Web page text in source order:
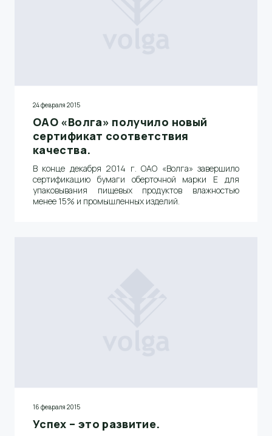
24 февраля 2015
ОАО «Волга» получило новый
сертификат соответствия
качества.
В конце декабря 2014 г. ОАО «Волга» завершило
сертификацию бумаги оберточной марки Е для
упаковывания пищевых продуктов влажностью
менее 15% и промышленных изделий.
16 февраля 2015
Успех – это развитие.